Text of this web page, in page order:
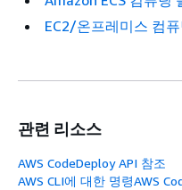
EC2/온프레미스 컴
관련 리소스
AWS CodeDeploy API 참조
AWS CLI에 대한 명령AWS